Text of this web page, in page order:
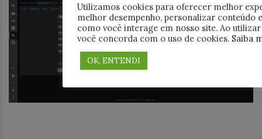
Utilizamos cookies para oferecer melhor
melhor desempenho, personalizar conteúdo
como você interage em nosso site. Ao utilizar
você concorda com o uso de cookies. Saiba
OK, ENTENDI